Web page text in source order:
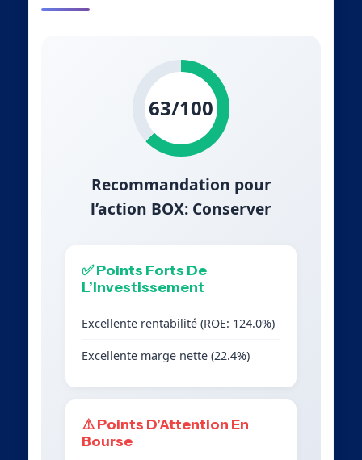
63/100
Recommandation pour
l’action BOX: Conserver
✅ Points Forts De
L’Investissement
Excellente rentabilité (ROE: 124.0%)
Excellente marge nette (22.4%)
⚠️ Points D’Attention En
Bourse